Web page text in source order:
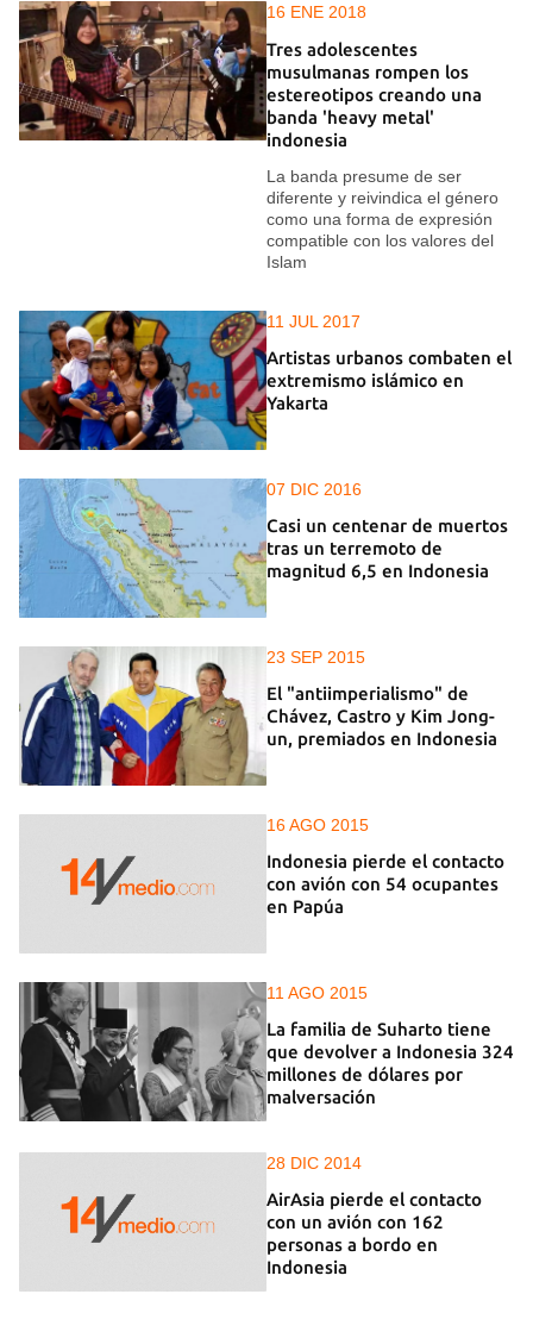
16 ENE 2018
Tres adolescentes
musulmanas rompen los
estereotipos creando una
banda 'heavy metal'
indonesia
La banda presume de ser
diferente y reivindica el género
como una forma de expresión
compatible con los valores del
Islam
11 JUL 2017
Artistas urbanos combaten el
extremismo islámico en
Yakarta
07 DIC 2016
Casi un centenar de muertos
tras un terremoto de
magnitud 6,5 en Indonesia
23 SEP 2015
El "antiimperialismo" de
Chávez, Castro y Kim Jong-
un, premiados en Indonesia
16 AGO 2015
Indonesia pierde el contacto
con avión con 54 ocupantes
en Papúa
11 AGO 2015
La familia de Suharto tiene
que devolver a Indonesia 324
millones de dólares por
malversación
28 DIC 2014
AirAsia pierde el contacto
con un avión con 162
personas a bordo en
Indonesia